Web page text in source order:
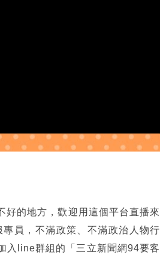
好的地方，歡迎用這個平台直播來
員，不滿政策、不滿政治人物行
入line群組的「三立新聞網94要客